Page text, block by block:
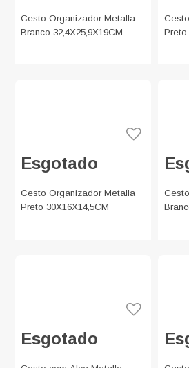
Cesto Organizador Metalla
Branco 32,4X25,9X19CM
Preto
Esgotado
Cesto Organizador Metalla
Preto 30X16X14,5CM
Esgotado